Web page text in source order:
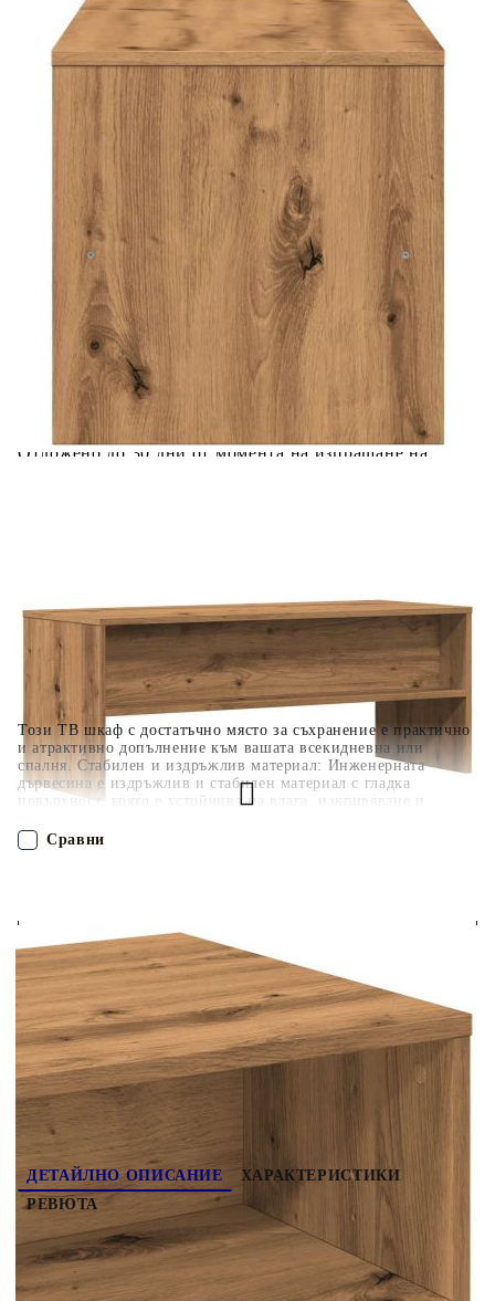
Този ТВ шкаф с достатъчно място за съхранение е практично
и атрактивно допълнение към вашата всекидневна или
спалня. Стабилен и издръжлив материал: Инженерната
дървесина е издръжлив и стабилен материал с гладка
повърхност, която е устойчива на влага, изкривяване и
проекти.Достатъчно място за съхранение: Този ТВ шкаф
осигурява достатъчно място за съхранение на вашите
телевизор и стерео уредби или на различни декоративни
елементи, като вази или саксийни растения.Лесна
поддръжка: ТВ поставката се почиства лесно с влажна кърпа
и изисква по-малко поддръжка.
количката" и при поръчка ще можете да изберете броя
вноски на кредита.
Предоставената таблица е с информационна цел.
Добавете продукта в количката си с бутона "Добави в
количката" и при поръчка ще можете да изберете броя
вноски на кредита.
Предоставената таблица е с информационна цел.
Добавете продукта в количката си с бутона "Добави в
количката" и при поръчка ще можете да изберете броя
вноски на кредита.
Предоставената таблица е с информационна цел.
Добавете продукта в количката си с бутона "Добави в
количката" и при поръчка ще можете да изберете броя
вноски на кредита.
Когато плащате с NewPay, всъщност NewPay плаща
поръчката Ви вместо Вас. Вие я получавате и
разполагате с три начина да я платите към тях:
Отложено до 30 дни от момента на изпращане на
разпределя в 6 равни месечни вноски с оскъпяване. За
покупки на стойност до 2000 лв. / €1022.61
Наш представител ще се свърже с Вас в рамките на работния ден!
855769 14.200
Оцени продукта
Сравни
ДЕТАЙЛНО ОПИСАНИЕ
ХАРАКТЕРИСТИКИ
РЕВЮТА
Този ТВ шкаф с достатъчно място за съхранение
е практично и атрактивно допълнение към
вашата всекидневна или спалня. Стабилен и